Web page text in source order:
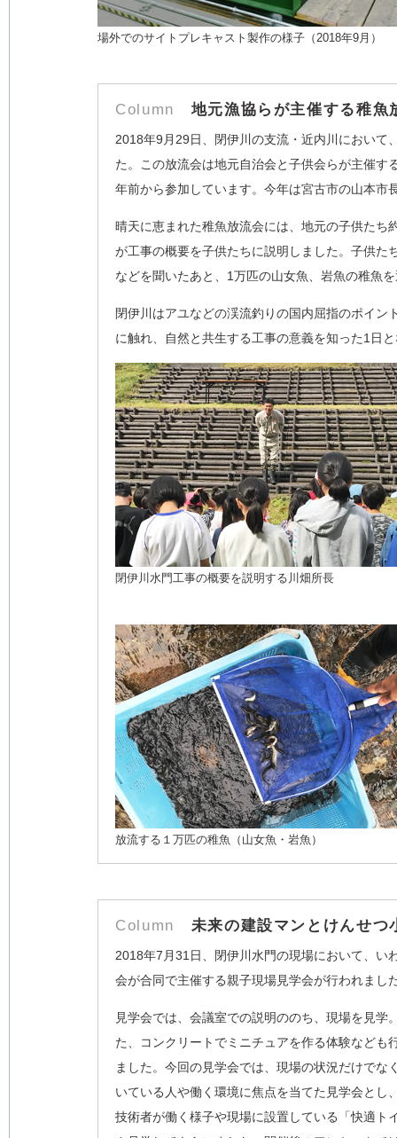
場外でのサイトプレキャスト製作の様子（2018年9月）
Column 地元漁協らが主催する稚魚
2018年9月29日、閉伊川の支流・近内川において
た。この放流会は地元自治会と子供会らが主催
年前から参加しています。今年は宮古市の山本市
晴天に恵まれた稚魚放流会には、地元の子供たち
が工事の概要を子供たちに説明しました。子供た
などを聞いたあと、1万匹の山女魚、岩魚の稚魚
閉伊川はアユなどの渓流釣りの国内屈指のポイ
に触れ、自然と共生する工事の意義を知った1日
閉伊川水門工事の概要を説明する川畑所長
放流する１万匹の稚魚（山女魚・岩魚）
Column 未来の建設マンとけんせ
2018年7月31日、閉伊川水門の現場において、い
会が合同で主催する親子現場見学会が行われま
見学会では、会議室での説明ののち、現場を見学
た、コンクリートでミニチュアを作る体験なども
ました。今回の見学会では、現場の状況だけでな
いている人や働く環境に焦点を当てた見学会とし
技術者が働く様子や現場に設置している「快適ト